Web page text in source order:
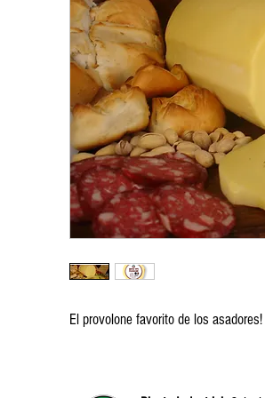
El provolone favorito de los asadores!